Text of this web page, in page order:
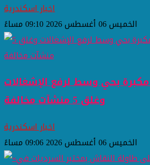
اخبار اسكندرية
الخميس 06 أغسطس 2026 09:10 مساءً
بحي وسط لرفع الإشغالات
وغلق 5 منشآت مخالفة
اخبار اسكندرية
الخميس 06 أغسطس 2026 09:06 مساءً